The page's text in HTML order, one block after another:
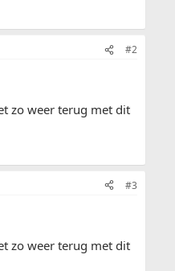
#2
zo weer terug met dit
#3
zo weer terug met dit